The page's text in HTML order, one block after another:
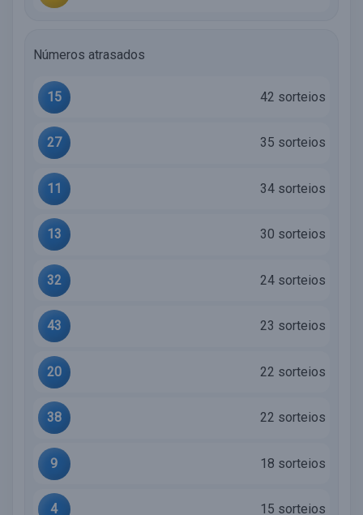
Números atrasados
15 42 sorteios
27 35 sorteios
11 34 sorteios
13 30 sorteios
32 24 sorteios
43 23 sorteios
20 22 sorteios
38 22 sorteios
9 18 sorteios
4 15 sorteios